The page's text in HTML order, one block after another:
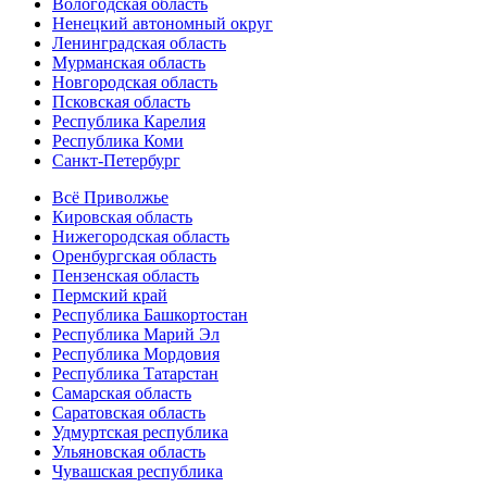
Вологодская область
Ненецкий автономный округ
Ленинградская область
Мурманская область
Новгородская область
Псковская область
Республика Карелия
Республика Коми
Санкт-Петербург
Всё Приволжье
Кировская область
Нижегородская область
Оренбургская область
Пензенская область
Пермский край
Республика Башкортостан
Республика Марий Эл
Республика Мордовия
Республика Татарстан
Самарская область
Саратовская область
Удмуртская республика
Ульяновская область
Чувашская республика